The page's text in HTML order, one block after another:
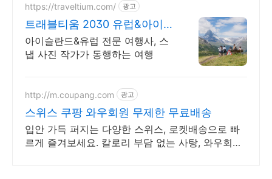
https://traveltium.com/ 광고
트래블티움 2030 유럽&아이슬
란드
아이슬란드&유럽 전문 여행사, 스
냅 사진 작가가 동행하는 여행
http://m.coupang.com 광고
스위스 쿠팡 와우회원 무제한 무료배송
입안 가득 퍼지는 다양한 스위스, 로켓배송으로 빠
르게 즐겨보세요. 칼로리 부담 없는 사탕, 와우회원